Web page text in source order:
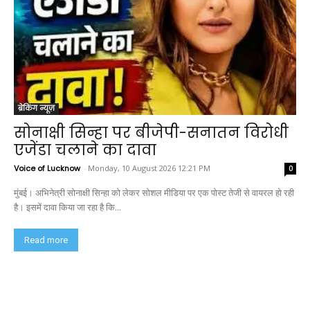
ब्रेकिंग न्यूज़
सोनाक्षी सिन्हा पर बीजेपी-सनातन विरोधी
एजेंडा चलाने का दावा
Voice of Lucknow - Monday, 10 August 2026 12:21 PM 0
मुंबई। अभिनेत्री सोनाक्षी सिन्हा को लेकर सोशल मीडिया पर एक पोस्ट तेजी से वायरल हो रही
है। इसमें दावा किया जा रहा है कि...
Read more